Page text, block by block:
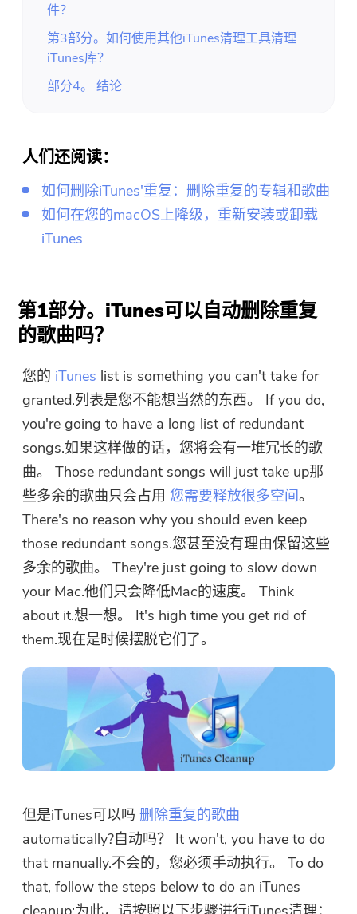
件？
第3部分。如何使用其他iTunes清理工具清理
iTunes库？
部分4。 结论
人们还阅读：
如何删除iTunes'重复：删除重复的专辑和歌曲
如何在您的macOS上降级，重新安装或卸载
iTunes
第1部分。iTunes可以自动删除重复
的歌曲吗？
您的 iTunes list is something you can't take for
granted.列表是您不能想当然的东西。 If you do,
you're going to have a long list of redundant
songs.如果这样做的话，您将会有一堆冗长的歌
曲。 Those redundant songs will just take up那
些多余的歌曲只会占用您需要释放很多空间。
There's no reason why you should even keep
those redundant songs.您甚至没有理由保留这些
多余的歌曲。 They're just going to slow down
your Mac.他们只会降低Mac的速度。 Think
about it.想一想。 It's high time you get rid of
them.现在是时候摆脱它们了。
但是iTunes可以吗删除重复的歌曲
automatically?自动吗？ It won't, you have to do
that manually.不会的，您必须手动执行。 To do
that, follow the steps below to do an iTunes